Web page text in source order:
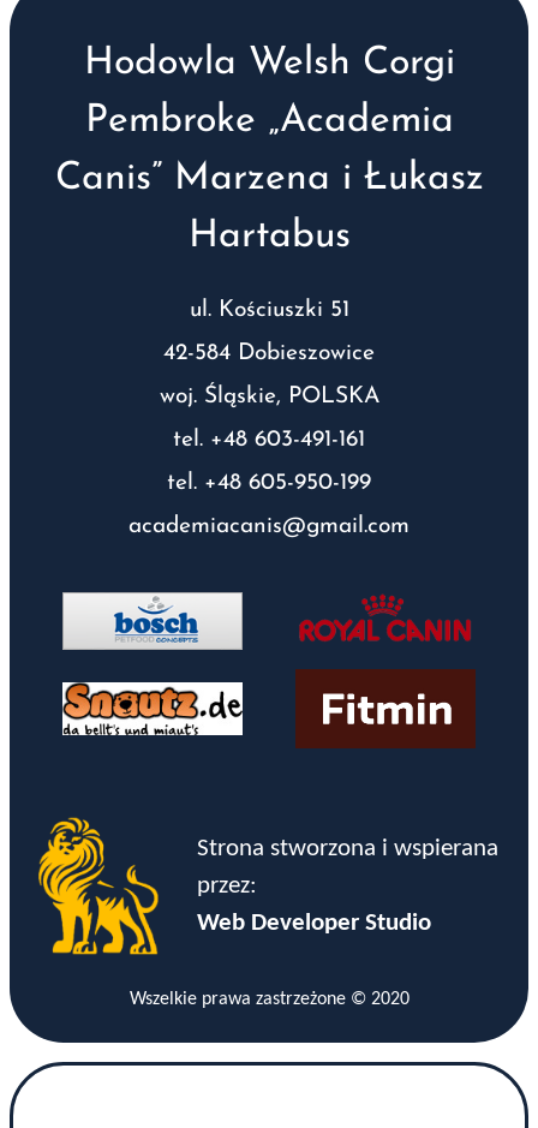
Hodowla Welsh Corgi
Pembroke „Academia
Canis” Marzena i Łukasz
Hartabus
ul. Kościuszki 51
42-584 Dobieszowice
woj. Śląskie, POLSKA
tel. +48 603-491-161
tel. +48 605-950-199
academiacanis@gmail.com
Strona stworzona i wspierana
przez:
Web Developer Studio
Wszelkie prawa zastrzeżone © 2020